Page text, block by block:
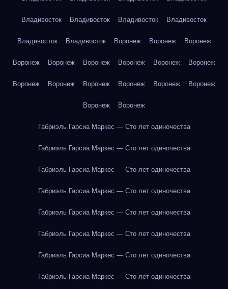
Владивосток Владивосток Владивосток Владивосток
Владивосток Владивосток Воронеж Воронеж Воронеж
Воронеж Воронеж Воронеж Воронеж Воронеж Воронеж
Воронеж Воронеж Воронеж Воронеж Воронеж Воронеж
Воронеж Воронеж
Габриэль Гарсиа Маркес — Сто лет одиночества
Габриэль Гарсиа Маркес — Сто лет одиночества
Габриэль Гарсиа Маркес — Сто лет одиночества
Габриэль Гарсиа Маркес — Сто лет одиночества
Габриэль Гарсиа Маркес — Сто лет одиночества
Габриэль Гарсиа Маркес — Сто лет одиночества
Габриэль Гарсиа Маркес — Сто лет одиночества
Габриэль Гарсиа Маркес — Сто лет одиночества